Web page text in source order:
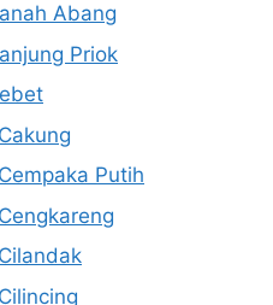
Abang
Priok
Putih